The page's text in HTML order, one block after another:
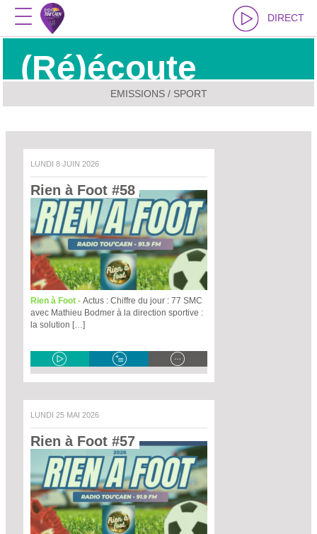
DIRECT
(Ré)écoute
EMISSIONS / SPORT
LUNDI 8 JUIN 2026
Rien à Foot #58
Rien à Foot - Actus : Chiffre du jour : 77 SMC
avec Mathieu Bodmer à la direction sportive :
la solution […]
LUNDI 25 MAI 2026
Rien à Foot #57